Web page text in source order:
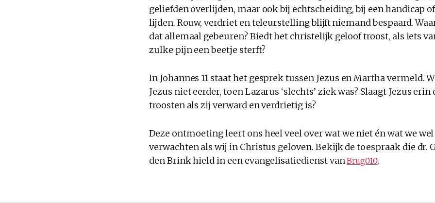
geliefden overlijden, maar ook bij echtscheiding, bij een handicap
lijden. Rouw, verdriet en teleurstelling blijft niemand bespaard.
dat allemaal gebeuren? Biedt het christelijk geloof troost, als iets
zulke pijn een beetje sterft?
In Johannes 11 staat het gesprek tussen Jezus en Martha vermeld.
Jezus niet eerder, toen Lazarus ‘slechts’ ziek was? Slaagt Jezus
troosten als zij verward en verdrietig is?
Deze ontmoeting leert ons heel veel over wat we niet én wat we
verwachten als wij in Christus geloven. Bekijk de toespraak die dr.
den Brink hield in een evangelisatiedienst vanBrug010.